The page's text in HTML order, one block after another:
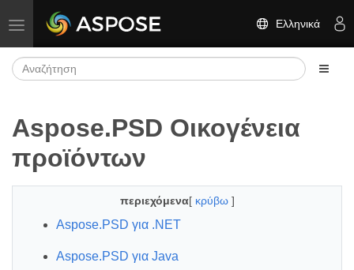
Εναλλαγή πλοήγησης Ελληνικά
Aspose.PSD Οικογένεια
προϊόντων
περιεχόμενα[ κρύβω ]
Aspose.PSD για .NET
Aspose.PSD για Java